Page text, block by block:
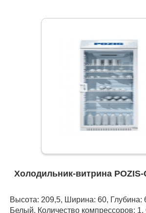
Холодильник-витрина POZIS-
Высота: 209,5, Ширина: 60, Глубина:
Белый, Количество компрессоров: